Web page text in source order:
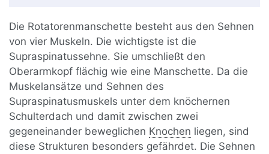
Die Rotatorenmanschette besteht aus den Sehnen
von vier Muskeln. Die wichtigste ist die
Supraspinatussehne. Sie umschließt den
Oberarmkopf flächig wie eine Manschette. Da die
Muskelansätze und Sehnen des
Supraspinatusmuskels unter dem knöchernen
Schulterdach und damit zwischen zwei
gegeneinander beweglichen Knochen liegen, sind
diese Strukturen besonders gefährdet. Die Sehnen